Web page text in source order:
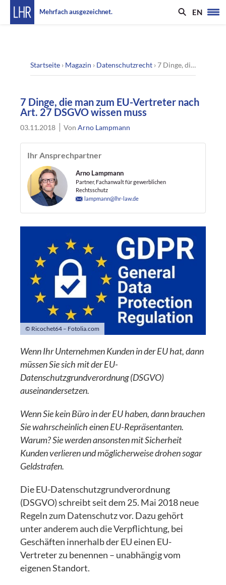
Mehrfach ausgezeichnet. EN
Startseite › Magazin › Datenschutzrecht ›7 Dinge, die man zum EU-Vertreter nach Art. 27 DSGVO wissen muss
7 Dinge, die man zum EU-Vertreter nach
Art. 27 DSGVO wissen muss
03.11.2018 VonArno Lampmann
Ihr Ansprechpartner
Arno Lampmann
Partner, Fachanwalt für gewerblichen
Rechtsschutz
lampmann@lhr-law.de
© Ricochet64 – Fotolia.com
Wenn Ihr Unternehmen Kunden in der EU hat, dann
müssen Sie sich mit der EU-
Datenschutzgrundverordnung (DSGVO)
auseinandersetzen.
Wenn Sie kein Büro in der EU haben, dann brauchen
Sie wahrscheinlich einen EU-Repräsentanten.
Warum? Sie werden ansonsten mit Sicherheit
Kunden verlieren und möglicherweise drohen sogar
Geldstrafen.
Die EU-Datenschutzgrundverordnung
(DSGVO) schreibt seit dem 25. Mai 2018 neue
Regeln zum Datenschutz vor. Dazu gehört
unter anderem auch die Verpflichtung, bei
Geschäften innerhalb der EU einen EU-
Vertreter zu benennen – unabhängig vom
eigenen Standort.